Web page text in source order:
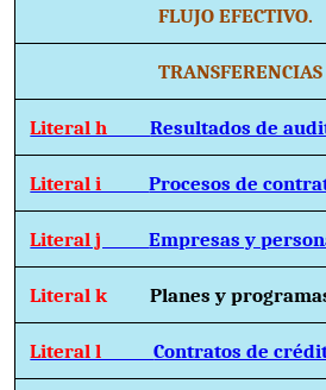
FLUJO EFECTIVO.
Literal hResultados de
Literal iProcesos de
Literal jEmpresas y
Literal kPlanes y
Literal lContratos de